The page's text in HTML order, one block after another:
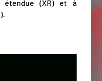
étendue (XR) et à